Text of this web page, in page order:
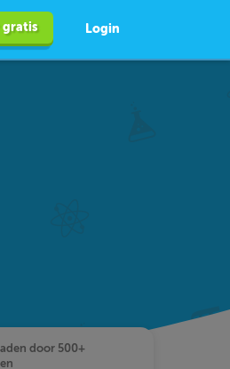
gratis Login
door 500+